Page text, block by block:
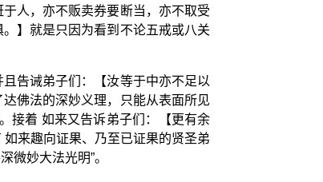
人，亦不贩卖券要断当，亦不取受
】就是只因为看到不论五戒或八关
告诫弟子们：【汝等于中亦不足以
佛法的深妙义理，只能从表面所见
接着 如来又告诉弟子们：【更有余
来趣向证果、乃至已证果的贤圣弟
微妙大法光明”。